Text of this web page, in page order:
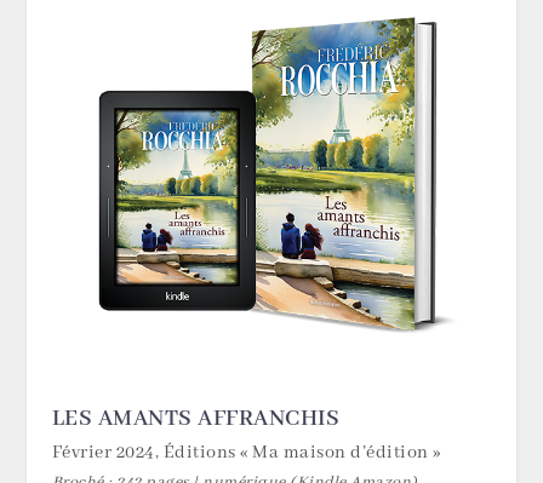
LES AMANTS AFFRANCHIS
Février 2024, Éditions « Ma maison d’édition »